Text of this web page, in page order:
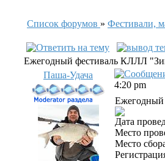
Список форумов » Фестивали,
Ежегодный фестиваль КЛЛЛ
Паша-Удача
4:20 pm
Ежегодный
Дата
Место
Место